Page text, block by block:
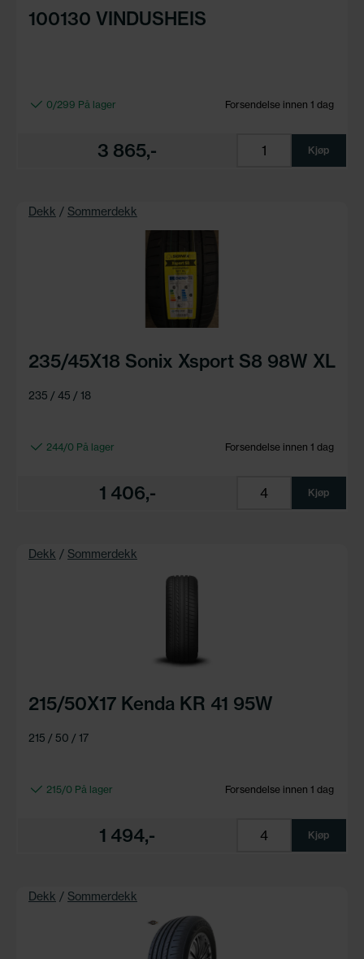
100130 VINDUSHEIS
0/299 På lager Forsendelse innen 1 dag
3 865,- Kjøp
Dekk / Sommerdekk
235/45X18 Sonix Xsport S8 98W XL
235 / 45 / 18
244/0 På lager Forsendelse innen 1 dag
1 406,- Kjøp
Dekk / Sommerdekk
215/50X17 Kenda KR 41 95W
215 / 50 / 17
215/0 På lager Forsendelse innen 1 dag
1 494,- Kjøp
Dekk / Sommerdekk